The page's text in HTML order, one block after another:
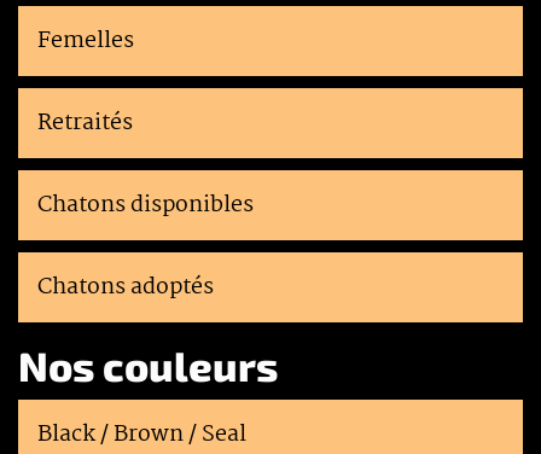
Femelles
Retraités
Chatons disponibles
Chatons adoptés
Nos couleurs
Black / Brown / Seal